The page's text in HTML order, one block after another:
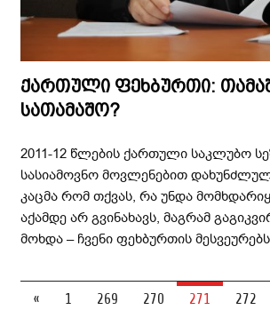
ქართული ფეხბურთი:
სათამაშო?
2011-12 წლების ქართული საკლუბო
სასიამოვნო მოვლენებით
კაცმა რომ თქვას, რა უნდა
აქამდე არ გვინახავს, მაგრამ
მოხდა – ჩვენი ფეხბურთის
« 1 269 270 271 272